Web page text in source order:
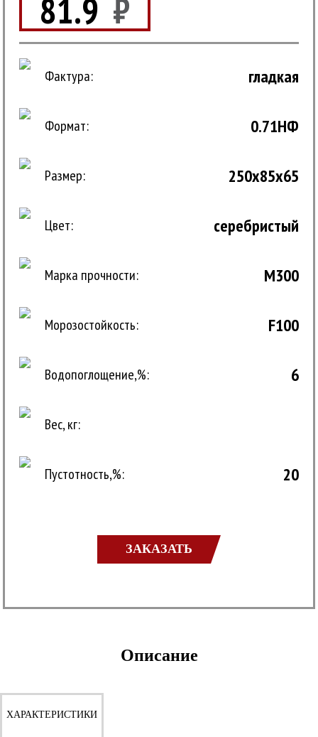
81.9 ₽
Фактура: гладкая
Формат: 0.71НФ
Размер: 250x85x65
Цвет: серебристый
Марка прочности: M300
Морозостойкость: F100
Водопоглощение,%: 6
Вес, кг:
Пустотность,%: 20
ЗАКАЗАТЬ
Описание
ХАРАКТЕРИСТИКИ